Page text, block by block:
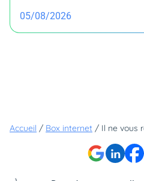
05/08/2026
Accueil / Box internet /